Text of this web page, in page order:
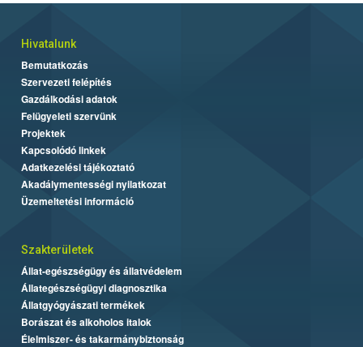
Hivatalunk
Bemutatkozás
Szervezeti felépítés
Gazdálkodási adatok
Felügyeleti szervünk
Projektek
Kapcsolódó linkek
Adatkezelési tájékoztató
Akadálymentességi nyilatkozat
Üzemeltetési információ
Szakterületek
Állat-egészségügy és állatvédelem
Állategészségügyi diagnosztika
Állatgyógyászati termékek
Borászat és alkoholos italok
Élelmiszer- és takarmánybiztonság